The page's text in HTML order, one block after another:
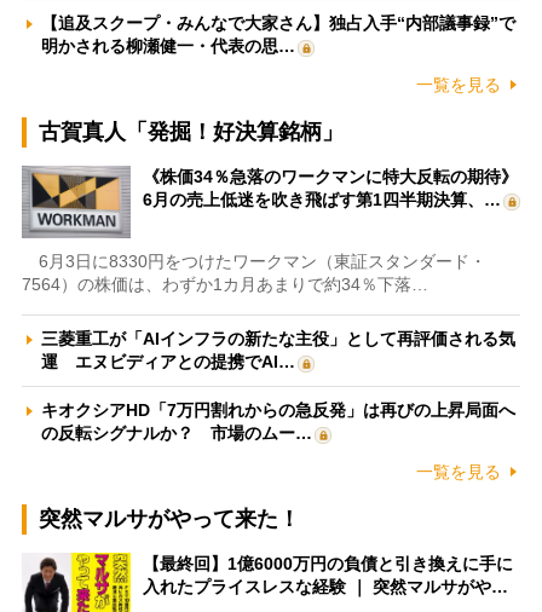
【追及スクープ・みんなで大家さん】独占入手“内部議事録”で
明かされる柳瀬健一・代表の思…
一覧を見る
古賀真人「発掘！好決算銘柄」
《株価34％急落のワークマンに特大反転の期待》
6月の売上低迷を吹き飛ばす第1四半期決算、…
6月3日に8330円をつけたワークマン（東証スタンダード・
7564）の株価は、わずか1カ月あまりで約34％下落…
三菱重工が「AIインフラの新たな主役」として再評価される気
運 エヌビディアとの提携でAI…
キオクシアHD「7万円割れからの急反発」は再びの上昇局面へ
の反転シグナルか？ 市場のムー…
一覧を見る
突然マルサがやって来た！
【最終回】1億6000万円の負債と引き換えに手に
入れたプライスレスな経験 ｜ 突然マルサがや…